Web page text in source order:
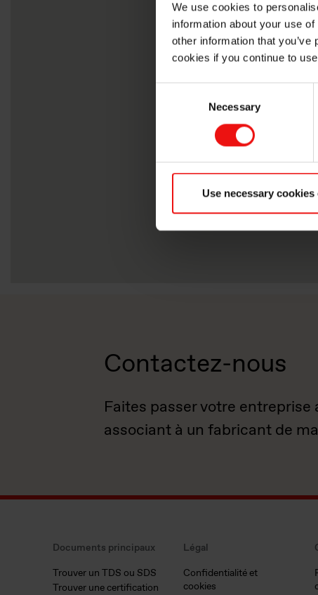
We use cookies to
information about your use
other information that
cookies if you continue to
Necessary
Use necessary cookies
Contactez-nous
Faites passer votre entreprise
associant à un fabricant de
Documents principaux
Trouver un TDS ou SDS
Trouver une certification
Légal
Confidentialité et
cookies